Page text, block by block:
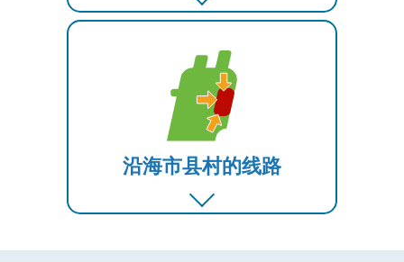
沿海市县村的线路